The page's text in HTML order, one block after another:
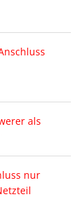
als
nur